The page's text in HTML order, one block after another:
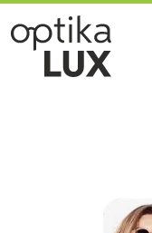
Skočiť na hlavný